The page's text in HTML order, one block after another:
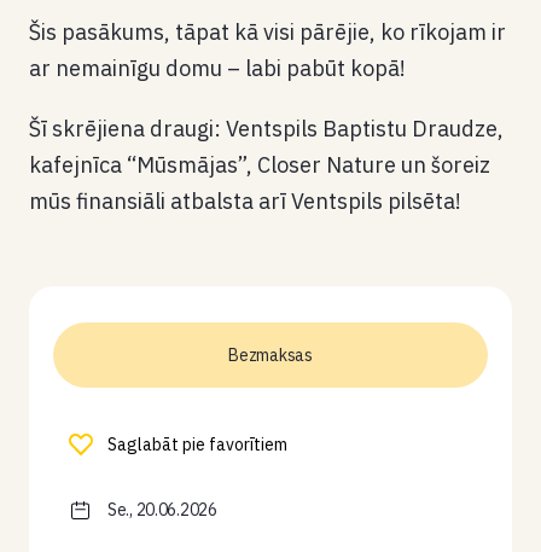
Šis pasākums, tāpat kā visi pārējie, ko rīkojam ir
ar nemainīgu domu – labi pabūt kopā!
Šī skrējiena draugi: Ventspils Baptistu Draudze,
kafejnīca “Mūsmājas”, Closer Nature un šoreiz
mūs finansiāli atbalsta arī Ventspils pilsēta!
Bezmaksas
Saglabāt pie favorītiem
Se., 20.06.2026